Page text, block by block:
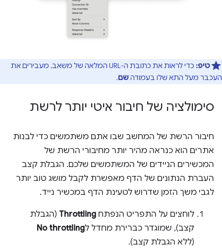
טיפ:
כדי לראות את כתובת ה-URL המלאה של משאב, מעבירים את
העכבר מעל התא שלו בעמודהשם.
סימולציה של חיבור איטי יותר לרשת
חיבור הרשת של המחשב שבו אתם משתמשים כדי לבנות
אתרים הוא כנראה מהיר יותר מחיבורי הרשת של
המכשירים הניידים של המשתמשים שלכם. הגבלת קצב
העברת הנתונים של הדף מאפשרת לקבל מושג טוב יותר
לגבי משך הזמן שדרוש לטעינת הדף במכשיר נייד.
לוחצים על התפריט הנפתח Throttling (הגבלת
קצב), שמוגדר כברירת מחדל לNo throttling
(ללא הגבלת קצב).